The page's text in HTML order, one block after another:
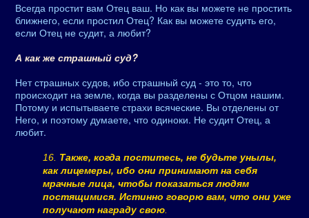
Всегда простит вам Отец ваш. Но как вы можете не простить
ближнего, если простил Отец? Как вы можете судить его,
если Отец не судит, а любит?
А как же страшный суд?
Нет страшных судов, ибо страшный суд - это то, что
происходит на земле, когда вы разделены с Отцом нашим.
Потому и испытываете страхи всяческие. Вы отделены от
Него, и поэтому думаете, что одиноки. Не судит Отец, а
любит.
16. Также, когда поститесь, не будьте унылы,
как лицемеры, ибо они принимают на себя
мрачные лица, чтобы показаться людям
постящимися. Истинно говорю вам, что они уже
получают награду свою